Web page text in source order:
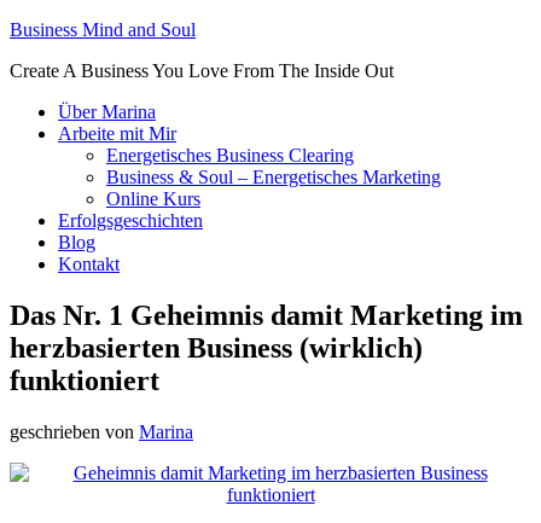
Business Mind and Soul
Create A Business You Love From The Inside Out
Über Marina
Arbeite mit Mir
Energetisches Business Clearing
Business & Soul – Energetisches Marketing
Online Kurs
Erfolgsgeschichten
Blog
Kontakt
Das Nr. 1 Geheimnis damit Marketing im
herzbasierten Business (wirklich)
funktioniert
geschrieben von Marina